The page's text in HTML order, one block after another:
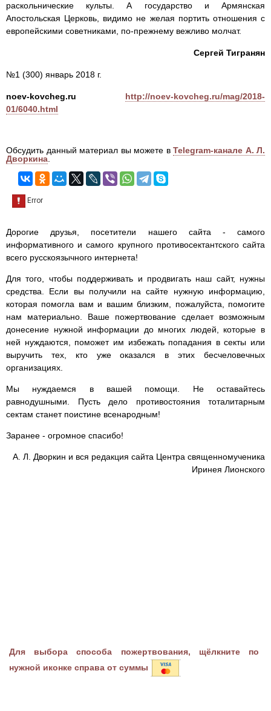
раскольнические культы. А государство и Армянская
Апостольская Церковь, видимо не желая портить отношения с
европейскими советниками, по-прежнему вежливо молчат.
Сергей Тигранян
№1 (300) январь 2018 г.
noev-kovcheg.ru
http://noev-kovcheg.ru/mag/2018-
01/6040.html
Обсудить данный материал вы можете в Telegram-канале А. Л.
Дворкина
Дорогие друзья, посетители нашего сайта - самого
информативного и самого крупного противосектантского сайта
всего русскоязычного интернета!
Для того, чтобы поддерживать и продвигать наш сайт, нужны
средства. Если вы получили на сайте нужную информацию,
которая помогла вам и вашим близким, пожалуйста, помогите
нам материально. Ваше пожертвование сделает возможным
донесение нужной информации до многих людей, которые в
ней нуждаются, поможет им избежать попадания в секты или
выручить тех, кто уже оказался в этих бесчеловечных
организациях.
Мы нуждаемся в вашей помощи. Не оставайтесь
равнодушными. Пусть дело противостояния тоталитарным
сектам станет поистине всенародным!
Заранее - огромное спасибо!
А. Л. Дворкин и вся редакция сайта Центра священномученика
Иринея Лионского
Для выбора способа пожертвования, щёлкните по
нужной иконке справа от суммы